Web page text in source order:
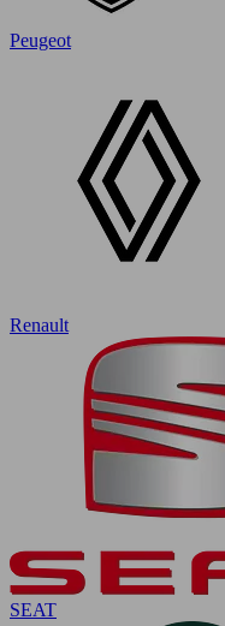
Peugeot
Renault
SEAT